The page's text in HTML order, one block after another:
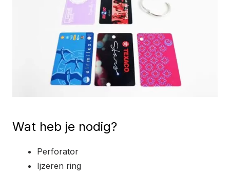
Wat heb je nodig?
Perforator
Ijzeren ring